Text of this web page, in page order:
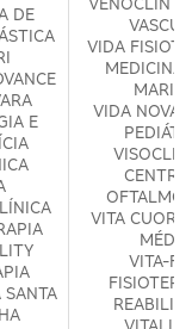
DE
E
SANTA
VIDA
MEDICINA
VIDA NOVA
VITA CUORI
VITA-